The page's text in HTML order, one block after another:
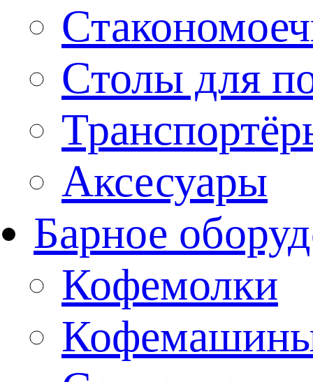
Столы для
Аксесуары
Барное
Кофемолки